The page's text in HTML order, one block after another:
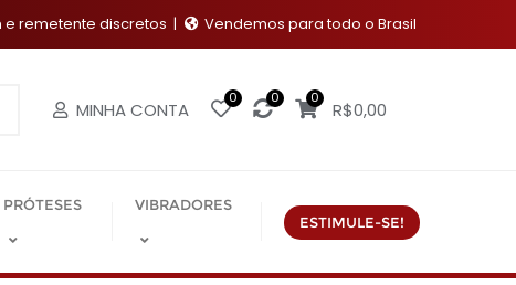
e remetente discretos Vendemos para todo o Brasil
MINHA CONTA
0 0 0
R$0,00
PRÓTESES
VIBRADORES
ESTIMULE-SE!